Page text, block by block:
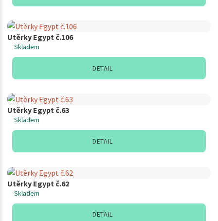
Utěrky Egypt č.106
Skladem
DETAIL
Utěrky Egypt č.63
Skladem
DETAIL
Utěrky Egypt č.62
Skladem
DETAIL